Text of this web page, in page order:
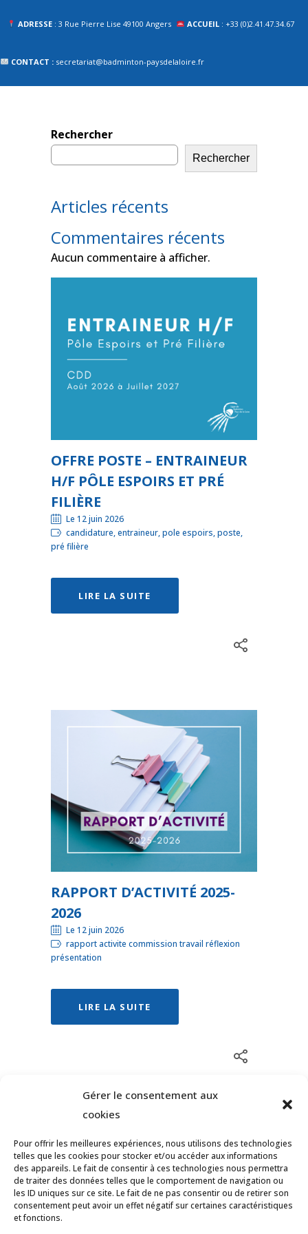
Gérer le consentement aux
cookies
Pour offrir les meilleures expériences, nous utilisons des technologies
telles que les cookies pour stocker et/ou accéder aux informations
des appareils. Le fait de consentir à ces technologies nous permettra
de traiter des données telles que le comportement de navigation ou
les ID uniques sur ce site. Le fait de ne pas consentir ou de retirer son
consentement peut avoir un effet négatif sur certaines caractéristiques
et fonctions.
ADRESSE : 3 Rue Pierre Lise 49100 Angers ACCUEIL : +33 (0)2.41.47.34.67
CONTACT : secretariat@badminton-paysdelaloire.fr
Rechercher
Rechercher
Articles récents
Commentaires récents
Aucun commentaire à afficher.
OFFRE POSTE – ENTRAINEUR
H/F PÔLE ESPOIRS ET PRÉ
FILIÈRE
Le 12 juin 2026
candidature, entraineur, pole espoirs, poste,
pré filière
LIRE LA SUITE
RAPPORT D’ACTIVITÉ 2025-
2026
Le 12 juin 2026
rapport activite commission travail réflexion
présentation
LIRE LA SUITE